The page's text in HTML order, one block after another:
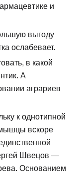
и
выгоду
ослабевает.
в какой
А
аграриев
к однотипной
вскоре
Швецов —
Основанием